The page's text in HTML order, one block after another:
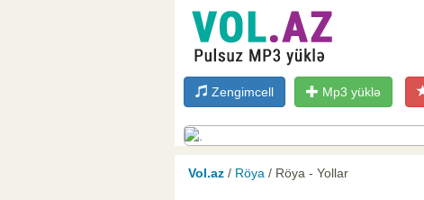
Zengimcell Mp3 yüklə
Vol.az / Röya / Röya - Yollar